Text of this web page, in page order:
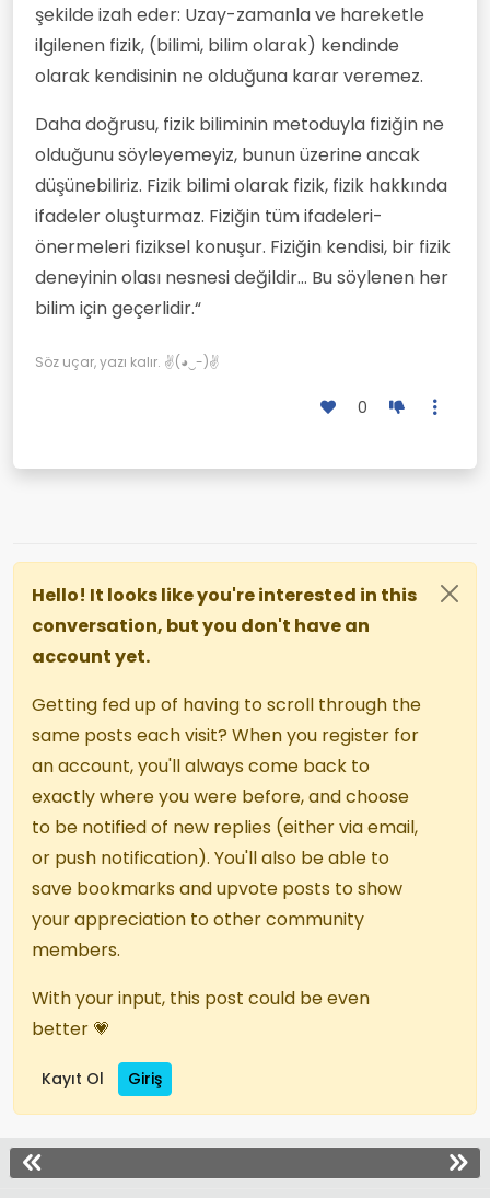
şekilde izah eder: Uzay-zamanla ve hareketle
ilgilenen fizik, (bilimi, bilim olarak) kendinde
olarak kendisinin ne olduğuna karar veremez.
Daha doğrusu, fizik biliminin metoduyla fiziğin ne
olduğunu söyleyemeyiz, bunun üzerine ancak
düşünebiliriz. Fizik bilimi olarak fizik, fizik hakkında
ifadeler oluşturmaz. Fiziğin tüm ifadeleri-
önermeleri fiziksel konuşur. Fiziğin kendisi, bir fizik
deneyinin olası nesnesi değildir… Bu söylenen her
bilim için geçerlidir.“
Söz uçar, yazı kalır. ✌(◕‿-)✌
0
Hello! It looks like you're interested in this
conversation, but you don't have an
account yet.
Getting fed up of having to scroll through the
same posts each visit? When you register for
an account, you'll always come back to
exactly where you were before, and choose
to be notified of new replies (either via email,
or push notification). You'll also be able to
save bookmarks and upvote posts to show
your appreciation to other community
members.
With your input, this post could be even
better 💗
Kayıt Ol Giriş